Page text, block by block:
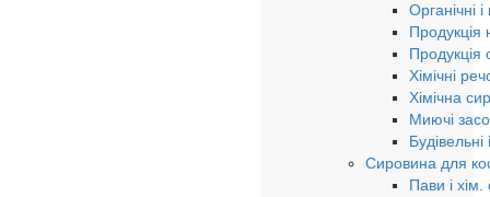
Органічні
Продукція
Продукція
Хімічні
Хімічна
Миючі
Сировина для
Пави і